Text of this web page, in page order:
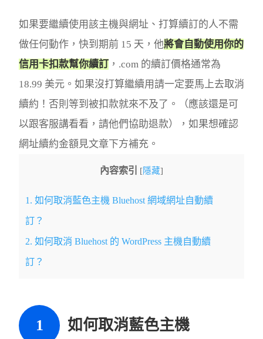
如果要繼續使用該主機與網址、打算續訂的人不需
做任何動作，快到期前 15 天，他將會自動使用你的
信用卡扣款幫你續訂 ，.com 的續訂價格通常為
18.99 美元。如果沒打算繼續用請一定要馬上去取消
續約！否則等到被扣款就來不及了。（應該還是可
以跟客服講看看，請他們協助退款），如果想確認
網址續約金額見文章下方補充。
內容索引 [隱藏]
1. 如何取消藍色主機 Bluehost 網域網址自動續
訂？
2. 如何取消 Bluehost 的 WordPress 主機自動續
訂？
如何取消藍色主機